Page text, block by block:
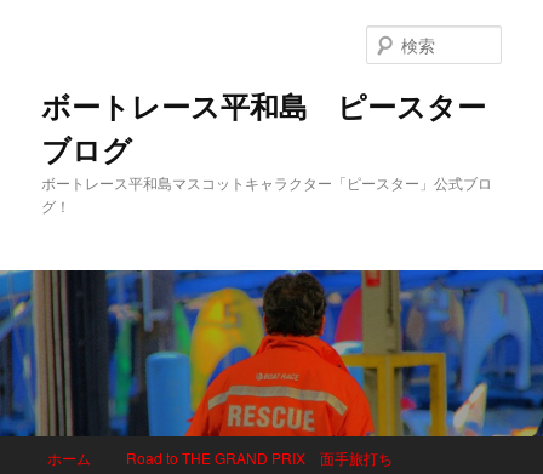
ボートレース平和島 ピースター
ブログ
ボートレース平和島マスコットキャラクター「ピースター」公式ブロ
グ！
索
メインコンテンツへ移動
サブコンテンツへ移動
ホーム Road to THE GRAND PRIX 面手旅打ち